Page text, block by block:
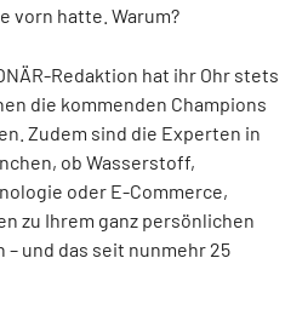
vorn hatte. Warum?
Redaktion hat ihr Ohr stets
die kommenden Champions
Zudem sind die Experten in
ob Wasserstoff,
oder E-Commerce,
zu Ihrem ganz persönlichen
und das seit nunmehr 25